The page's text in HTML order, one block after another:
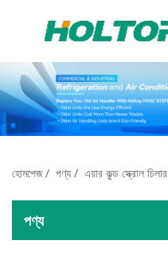
হোমপেজ/ পণ্য / এয়ার কুল্ড স্ক্রোল চিলার
পণ্য